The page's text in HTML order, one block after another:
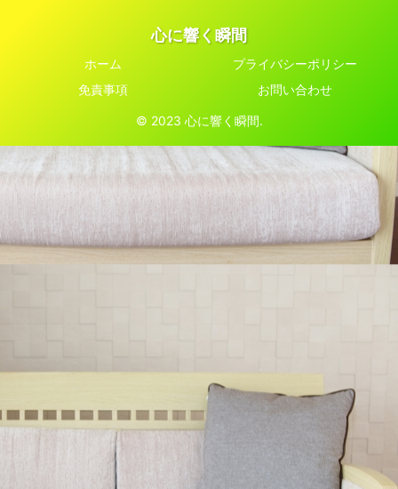
心に響く瞬間
ホーム
プライバシーポリシー
免責事項
お問い合わせ
© 2023 心に響く瞬間.